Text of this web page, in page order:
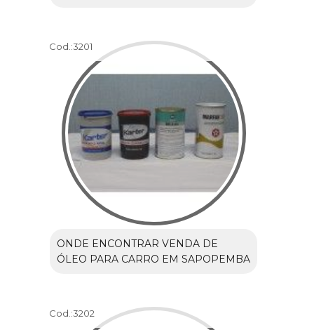
Cod.:3201
ONDE ENCONTRAR VENDA DE
ÓLEO PARA CARRO EM SAPOPEMBA
Cod.:3202